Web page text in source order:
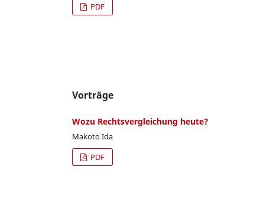
PDF
Vorträge
Wozu Rechtsvergleichung heute?
Makoto Ida
PDF